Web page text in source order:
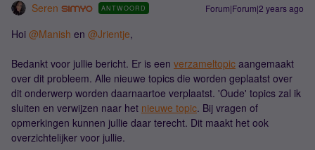
Seren ANTWOORD Forum|Forum|2 years ago
Hoi @Manish en @Jrientje,
Bedankt voor jullie bericht. Er is een verzameltopic aangemaakt
over dit probleem. Alle nieuwe topics die worden geplaatst over
dit onderwerp worden daarnaartoe verplaatst. 'Oude' topics zal ik
sluiten en verwijzen naar het nieuwe topic. Bij vragen of
opmerkingen kunnen jullie daar terecht. Dit maakt het ook
overzichtelijker voor jullie.